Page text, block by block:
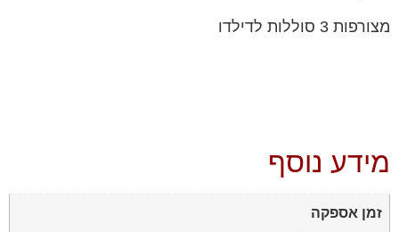
מצורפות 3 סוללות לדילדו
מידע נוסף
זמן אספקה